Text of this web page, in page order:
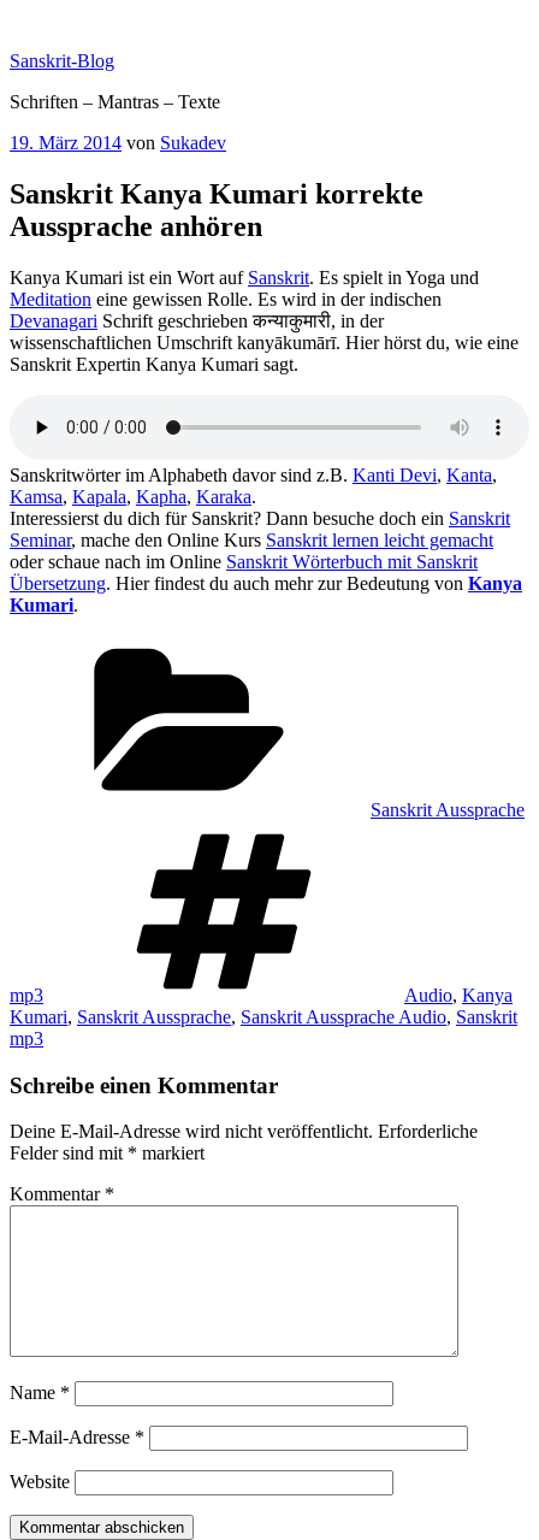
springen
Sanskrit-Blog
Schriften – Mantras – Texte
Veröffentlicht
19. März 2014 von Sukadev
Sanskrit Kanya Kumari korrekte
Aussprache anhören
Kanya Kumari ist ein Wort auf Sanskrit. Es spielt in Yoga und
Meditation eine gewissen Rolle. Es wird in der indischen
Devanagari Schrift geschrieben कन्याकुमारी, in der
wissenschaftlichen Umschrift kanyākumārī. Hier hörst du, wie eine
Sanskrit Expertin Kanya Kumari sagt.
Sanskritwörter im Alphabeth davor sind z.B. Kanti Devi, Kanta,
Kamsa, Kapala, Kapha, Karaka.
Interessierst du dich für Sanskrit? Dann besuche doch ein Sanskrit
Seminar, mache den Online Kurs Sanskrit lernen leicht gemacht
oder schaue nach im Online Sanskrit Wörterbuch mit Sanskrit
Übersetzung. Hier findest du auch mehr zur Bedeutung von Kanya
Kumari.
Sanskrit Aussprache
mp3 Audio, Kanya
Kumari, Sanskrit Aussprache, Sanskrit Aussprache Audio, Sanskrit
mp3
Schreibe einen Kommentar
Deine E-Mail-Adresse wird nicht veröffentlicht. Erforderliche
Felder sind mit * markiert
Kommentar *
Name *
E-Mail-Adresse *
Website